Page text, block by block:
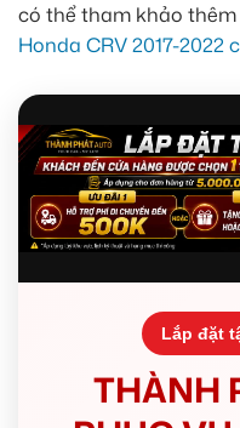
có thể tham khảo
Honda CRV 2017-2022
Lắp đặt
THÀNH